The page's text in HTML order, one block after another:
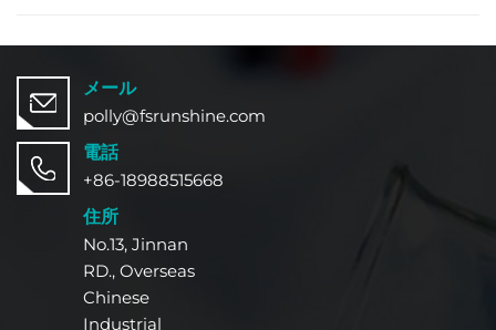
メール
polly@fsrunshine.com
電話
+86-18988515668
住所
No.13, Jinnan
RD., Overseas
Chinese
Industrial